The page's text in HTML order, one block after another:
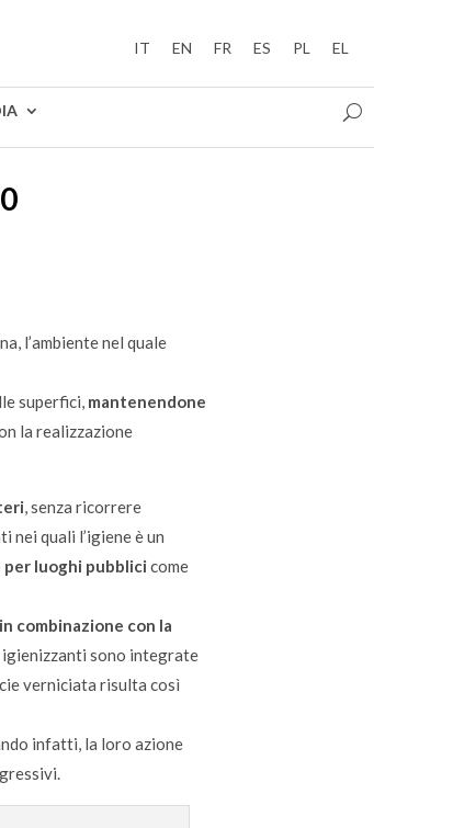
IT EN FR ES PL EL
l’ambiente nel quale
superfici, mantenendone
la realizzazione
, senza ricorrere
quali l’igiene è un
luoghi pubblici come
in combinazione con la
igienizzanti sono integrate
verniciata risulta così
infatti, la loro azione